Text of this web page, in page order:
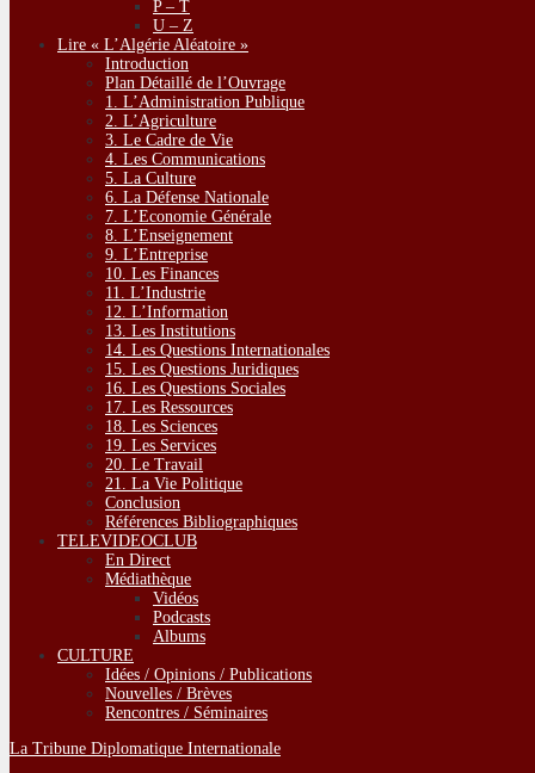
P – T
U – Z
Lire « L’Algérie Aléatoire »
Introduction
Plan Détaillé de l’Ouvrage
1. L’Administration Publique
2. L’Agriculture
3. Le Cadre de Vie
4. Les Communications
5. La Culture
6. La Défense Nationale
7. L’Economie Générale
8. L’Enseignement
9. L’Entreprise
10. Les Finances
11. L’Industrie
12. L’Information
13. Les Institutions
14. Les Questions Internationales
15. Les Questions Juridiques
16. Les Questions Sociales
17. Les Ressources
18. Les Sciences
19. Les Services
20. Le Travail
21. La Vie Politique
Conclusion
Références Bibliographiques
TELEVIDEOCLUB
En Direct
Médiathèque
Vidéos
Podcasts
Albums
CULTURE
Idées / Opinions / Publications
Nouvelles / Brèves
Rencontres / Séminaires
La Tribune Diplomatique Internationale